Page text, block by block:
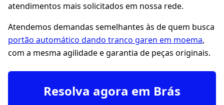
atendimentos mais solicitados em nossa rede.
Atendemos demandas semelhantes às de quem busca
portão automático dando tranco garen em moema,
com a mesma agilidade e garantia de peças originais.
Resolva agora em Brás